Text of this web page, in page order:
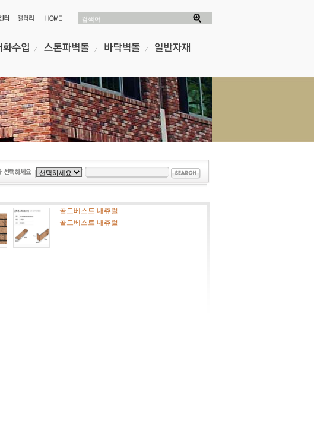
검색어
골드베스트 내츄럴
골드베스트 내츄럴